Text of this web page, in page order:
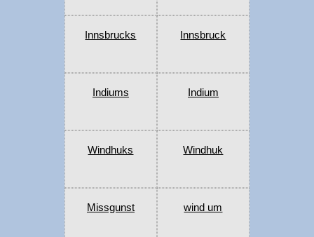
Innsbrucks Innsbruck
Indiums Indium
Windhuks Windhuk
Missgunst wind um